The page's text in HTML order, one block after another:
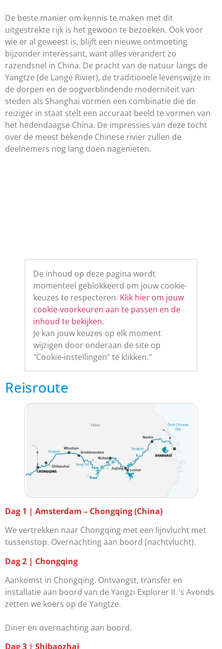
De beste manier om kennis te maken met dit
uitgestrekte rijk is het gewoon te bezoeken. Ook voor
wie er al geweest is, blijft een nieuwe ontmoeting
bijzonder interessant, want alles verandert zo
razendsnel in China. De pracht van de natuur langs de
Yangtze (de Lange Rivier), de traditionele levenswijze in
de dorpen en de oogverblindende moderniteit van
steden als Shanghai vormen een combinatie die de
reiziger in staat stelt een accuraat beeld te vormen van
het hedendaagse China. De impressies van deze tocht
over de meest bekende Chinese rivier zullen de
deelnemers nog lang doen nagenieten.
De inhoud op deze pagina wordt
momenteel geblokkeerd om jouw cookie-
keuzes te respecteren. Klik hier om jouw
cookie-voorkeuren aan te passen en de
inhoud te bekijken.
Je kan jouw keuzes op elk moment
wijzigen door onderaan de site op
"Cookie-instellingen" te klikken."
Reisroute
Dag 1 | Amsterdam – Chongqing (China)
We vertrekken naar Chongqing met een lijnvlucht met
tussenstop. Overnachting aan boord (nachtvlucht).
Dag 2 | Chongqing
Aankomst in Chongqing. Ontvangst, transfer en
installatie aan boord van de Yangzi Explorer II. ‘s Avonds
zetten we koers op de Yangtze.
Diner en overnachting aan boord.
Dag 3 | Shibaozhai